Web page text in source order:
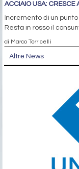
ACCIAIO USA: CRESCE
Incremento di un
Resta in rosso il
di Marco Torricelli
Altre News